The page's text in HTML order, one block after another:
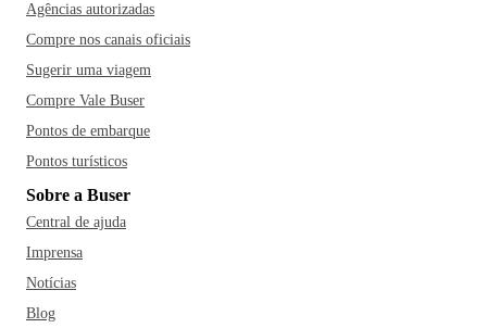
Agências autorizadas
Compre nos canais oficiais
Sugerir uma viagem
Compre Vale Buser
Pontos de embarque
Pontos turísticos
Sobre a Buser
Central de ajuda
Imprensa
Notícias
Blog